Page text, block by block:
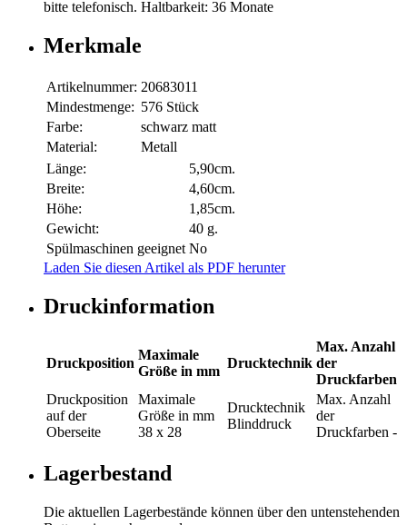
bitte telefonisch. Haltbarkeit: 36 Monate
Merkmale
Artikelnummer: 20683011
Mindestmenge: 576 Stück
Farbe:
schwarz matt
Material:
Metall
Länge:
5,90cm.
Breite:
4,60cm.
Höhe:
1,85cm.
Gewicht:
40 g.
Spülmaschinen geeignet No
Laden Sie diesen Artikel als PDF herunter
Druckinformation
Druckposition
Maximale
Größe in mm
Drucktechnik
Max. Anzahl
der
Druckfarben
Druckposition
auf der
Oberseite
Maximale
Größe in mm
38 x 28
Drucktechnik
Blinddruck
Max. Anzahl
der
Druckfarben -
Lagerbestand
Die aktuellen Lagerbestände können über den untenstehenden